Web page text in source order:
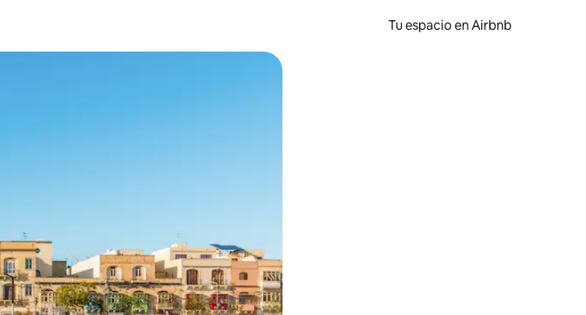
Tu espacio en Airbnb
flechas hacia arriba y hacia abajo, o bien tocando y deslizando la pantalla.